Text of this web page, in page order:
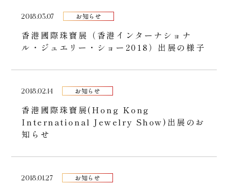
2018.03.07 お知らせ
香港國際珠寶展（香港インターナショナ
ル・ジュエリー・ショー2018）出展の様子
2018.02.14 お知らせ
香港國際珠寶展(Hong Kong
International Jewelry Show)出展のお
知らせ
2018.01.27 お知らせ